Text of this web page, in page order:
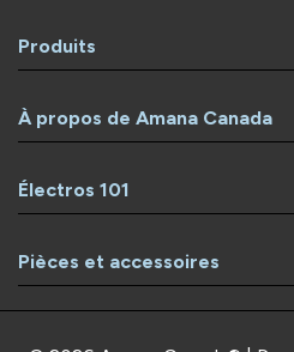
Produits
À propos de Amana Canada
Électros 101
Pièces et accessoires